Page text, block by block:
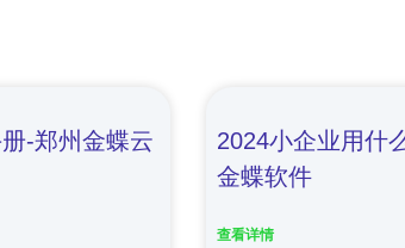
-郑州金蝶云
2024小企业用什
金蝶软件
查看详情